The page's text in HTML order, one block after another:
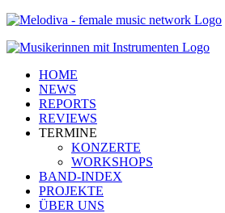
HOME
NEWS
REPORTS
REVIEWS
TERMINE
KONZERTE
WORKSHOPS
BAND-INDEX
PROJEKTE
ÜBER UNS